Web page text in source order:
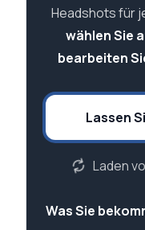
Headshots für
wählen Sie
bearbeiten
Lassen
Laden
Was Sie